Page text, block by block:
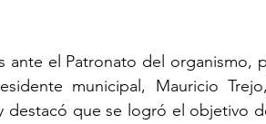
ante el Patronato del organismo,
municipal, Mauricio
destacó que se logró el objetivo